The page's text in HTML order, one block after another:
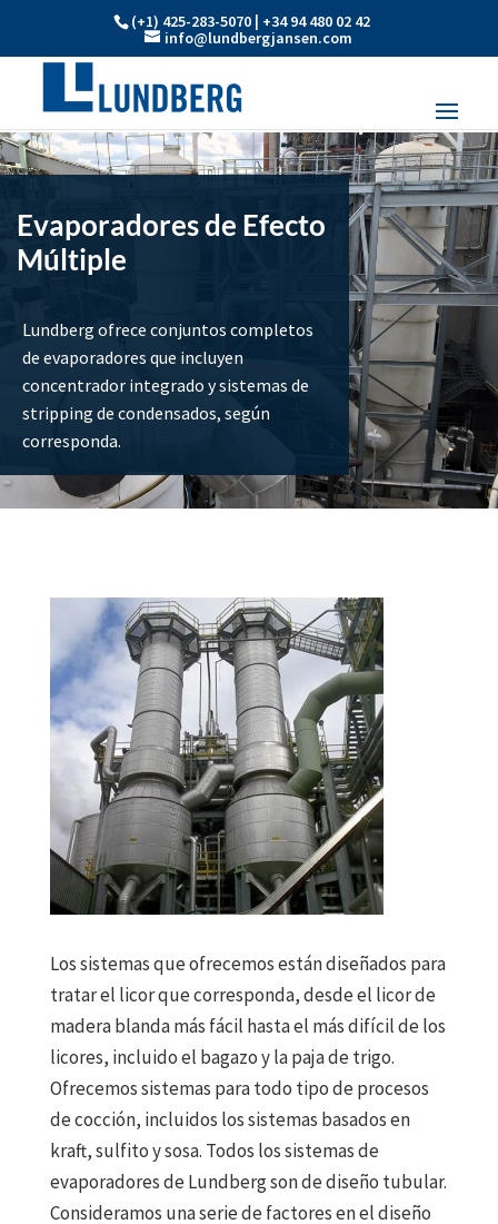
(+1) 425-283-5070 | +34 94 480 02 42
info@lundbergjansen.com
Evaporadores de Efecto
Múltiple
Lundberg ofrece conjuntos completos
de evaporadores que incluyen
concentrador integrado y sistemas de
stripping de condensados, según
corresponda.
Los sistemas que ofrecemos están diseñados para
tratar el licor que corresponda, desde el licor de
madera blanda más fácil hasta el más difícil de los
licores, incluido el bagazo y la paja de trigo.
Ofrecemos sistemas para todo tipo de procesos
de cocción, incluidos los sistemas basados en
kraft, sulfito y sosa. Todos los sistemas de
evaporadores de Lundberg son de diseño tubular.
Consideramos una serie de factores en el diseño